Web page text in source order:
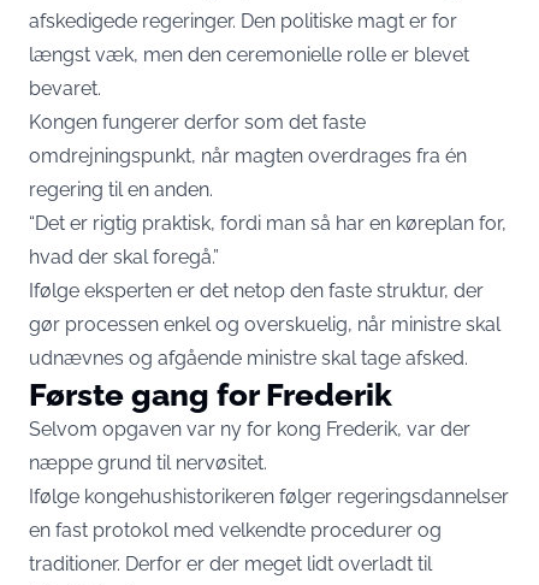
afskedigede regeringer. Den politiske magt er for
længst væk, men den ceremonielle rolle er blevet
bevaret.
Kongen fungerer derfor som det faste
omdrejningspunkt, når magten overdrages fra én
regering til en anden.
“Det er rigtig praktisk, fordi man så har en køreplan for,
hvad der skal foregå.”
Ifølge eksperten er det netop den faste struktur, der
gør processen enkel og overskuelig, når ministre skal
udnævnes og afgående ministre skal tage afsked.
Første gang for Frederik
Selvom opgaven var ny for kong Frederik, var der
næppe grund til nervøsitet.
Ifølge kongehushistorikeren følger regeringsdannelser
en fast protokol med velkendte procedurer og
traditioner. Derfor er der meget lidt overladt til